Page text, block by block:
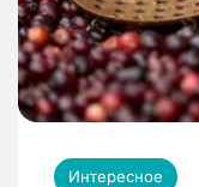
Интересное